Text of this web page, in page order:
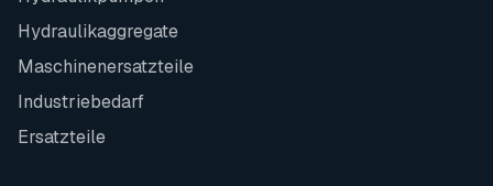
Hydraulikaggregate
Maschinenersatzteile
Industriebedarf
Ersatzteile